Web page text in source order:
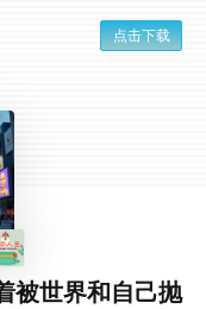
点击下载
被世界和自己抛